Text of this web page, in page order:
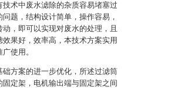
术中废水滤除的杂质容易堵塞过
题，结构设计简单，操作容易，
，即可以实现对废水的处理，且
果好，效率高，本技术方案实用
使用。
方案的进一步优化，所述过滤筒
定架，电机输出端与固定架之间